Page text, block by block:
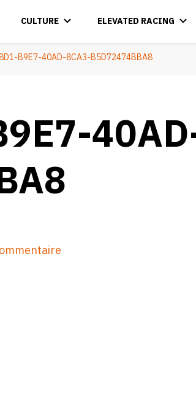
CULTURE ELEVATED RACING
B9E7-40AD-8CA3-B5D72474BBA8